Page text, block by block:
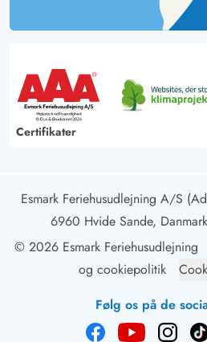
Certifikater
Esmark Feriehusudlejning A/S
6960 Hvide Sande, Danmark
© 2026 Esmark Feriehusudlejning
og cookiepolitik
Følg os på de